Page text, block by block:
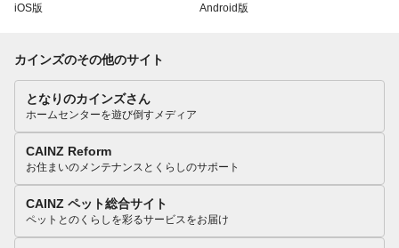
iOS版 Android版
カインズのその他のサイト
となりのカインズさん
ホームセンターを遊び倒すメディア
CAINZ Reform
お住まいのメンテナンスとくらしのサポート
CAINZ ペット総合サイト
ペットとのくらしを彩るサービスをお届け